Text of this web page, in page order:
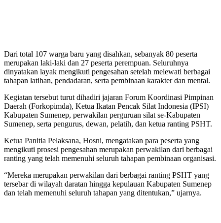
Dari total 107 warga baru yang disahkan, sebanyak 80 peserta
merupakan laki-laki dan 27 peserta perempuan. Seluruhnya
dinyatakan layak mengikuti pengesahan setelah melewati berbagai
tahapan latihan, pendadaran, serta pembinaan karakter dan mental.
Kegiatan tersebut turut dihadiri jajaran Forum Koordinasi Pimpinan
Daerah (Forkopimda), Ketua Ikatan Pencak Silat Indonesia (IPSI)
Kabupaten Sumenep, perwakilan perguruan silat se-Kabupaten
Sumenep, serta pengurus, dewan, pelatih, dan ketua ranting PSHT.
Ketua Panitia Pelaksana, Hosni, mengatakan para peserta yang
mengikuti prosesi pengesahan merupakan perwakilan dari berbagai
ranting yang telah memenuhi seluruh tahapan pembinaan organisasi.
“Mereka merupakan perwakilan dari berbagai ranting PSHT yang
tersebar di wilayah daratan hingga kepulauan Kabupaten Sumenep
dan telah memenuhi seluruh tahapan yang ditentukan,” ujarnya.